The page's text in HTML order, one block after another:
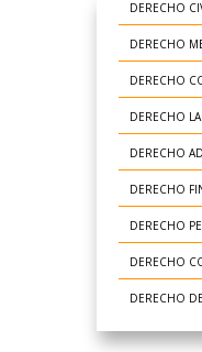
DERECHO
DERECHO
DERECHO
DERECHO
DERECHO
DERECHO
DERECHO
DERECHO
DERECHO